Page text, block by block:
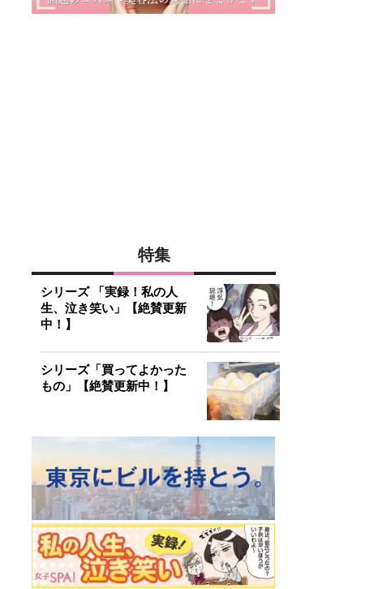
特集
シリーズ 「実録！私の人
生、泣き笑い」【絶賛更新
中！】
シリーズ「買ってよかった
もの」【絶賛更新中！】